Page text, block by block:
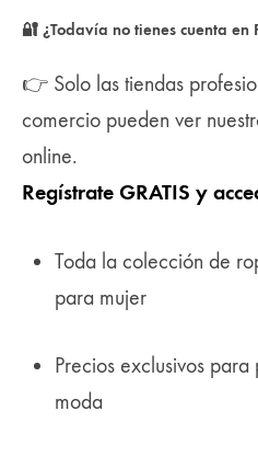
🔐 ¿Todavía no tienes cuenta en
👉 Solo las tiendas
comercio pueden ver
online.
Regístrate GRATIS y
Toda la colección de
para mujer
Precios exclusivos
moda